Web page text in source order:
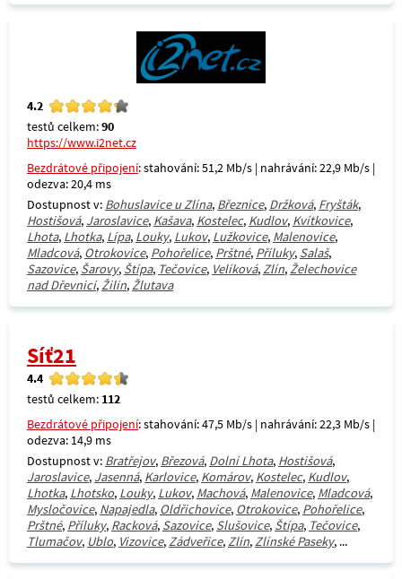
4.2
testů celkem:90
https://www.i2net.cz
Bezdrátové připojení: stahování: 51,2 Mb/s | nahrávání: 22,9 Mb/s |
odezva: 20,4 ms
Dostupnost v: Bohuslavice u Zlína, Březnice, Držková, Fryšták,
Hostišová, Jaroslavice, Kašava, Kostelec, Kudlov, Kvítkovice,
Lhota, Lhotka, Lípa, Louky, Lukov, Lužkovice, Malenovice,
Mladcová, Otrokovice, Pohořelice, Prštné, Příluky, Salaš,
Sazovice, Šarovy, Štípa, Tečovice, Velíková,Zlín,Želechovice
nad Dřevnicí,Žilín,Žlutava
Síť21
4.4
testů celkem: 112
Bezdrátové připojení: stahování: 47,5 Mb/s | nahrávání: 22,3 Mb/s |
odezva: 14,9 ms
Dostupnost v: Bratřejov, Březová, Dolní Lhota, Hostišová,
Jaroslavice, Jasenná, Karlovice, Komárov, Kostelec, Kudlov,
Lhotka, Lhotsko, Louky, Lukov, Machová, Malenovice, Mladcová,
Mysločovice, Napajedla, Oldřichovice, Otrokovice, Pohořelice,
Prštné, Příluky, Racková, Sazovice, Slušovice, Štípa, Tečovice,
Tlumačov, Ublo, Vizovice,Zádveřice,Zlín,Zlínské Paseky, ...